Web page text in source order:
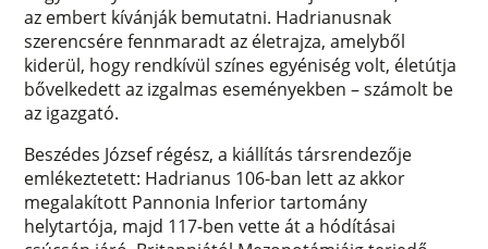
az embert kívánják bemutatni. Hadrianusnak
szerencsére fennmaradt az életrajza, amelyből
kiderül, hogy rendkívül színes egyéniség volt, életútja
bővelkedett az izgalmas eseményekben – számolt be
az igazgató.
Beszédes József régész, a kiállítás társrendezője
emlékeztetett: Hadrianus 106-ban lett az akkor
megalakított Pannonia Inferior tartomány
helytartója, majd 117-ben vette át a hódításai